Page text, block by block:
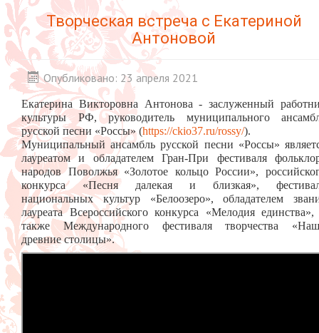
Творческая встреча с Екатериной
Антоновой
Опубликовано: 23 апреля 2021
Екатерина Викторовна Антонова - заслуженный
культуры РФ, руководитель муниципального
русской песни «Россы» (https://ckio37.ru/rossy/).
Муниципальный ансамбль русской песни «Россы»
лауреатом и обладателем Гран-При фестиваля
народов Поволжья «Золотое кольцо России»,
конкурса «Песня далекая и близкая»,
национальных культур «Белоозеро», обладателем
лауреата Всероссийского конкурса «Мелодия
также Международного фестиваля творчества
древние столицы».